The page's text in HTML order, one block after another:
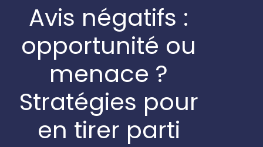
Avis négatifs :
opportunité ou
menace ?
Stratégies pour
en tirer parti